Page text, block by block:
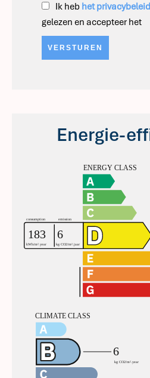
Ik heb het privacybeleid
gelezen en accepteer het
VERSTUREN
Energie-